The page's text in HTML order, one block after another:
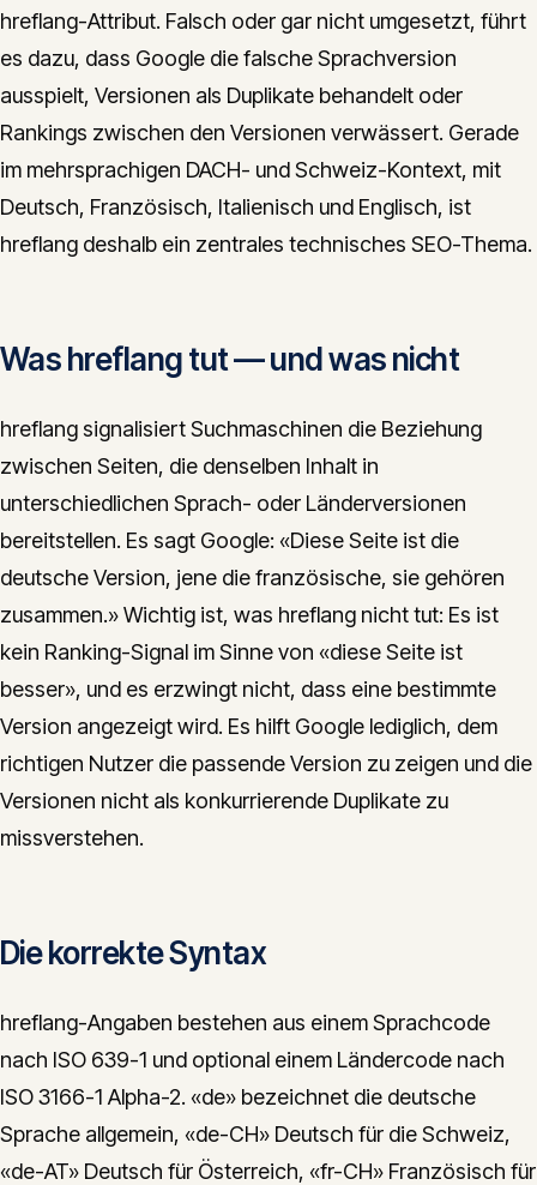
hreflang-Attribut. Falsch oder gar nicht umgesetzt, führt
es dazu, dass Google die falsche Sprachversion
ausspielt, Versionen als Duplikate behandelt oder
Rankings zwischen den Versionen verwässert. Gerade
im mehrsprachigen DACH- und Schweiz-Kontext, mit
Deutsch, Französisch, Italienisch und Englisch, ist
hreflang deshalb ein zentrales technisches SEO-Thema.
Was hreflang tut — und was nicht
hreflang signalisiert Suchmaschinen die Beziehung
zwischen Seiten, die denselben Inhalt in
unterschiedlichen Sprach- oder Länderversionen
bereitstellen. Es sagt Google: «Diese Seite ist die
deutsche Version, jene die französische, sie gehören
zusammen.» Wichtig ist, was hreflang nicht tut: Es ist
kein Ranking-Signal im Sinne von «diese Seite ist
besser», und es erzwingt nicht, dass eine bestimmte
Version angezeigt wird. Es hilft Google lediglich, dem
richtigen Nutzer die passende Version zu zeigen und die
Versionen nicht als konkurrierende Duplikate zu
missverstehen.
Die korrekte Syntax
hreflang-Angaben bestehen aus einem Sprachcode
nach ISO 639-1 und optional einem Ländercode nach
ISO 3166-1 Alpha-2. «de» bezeichnet die deutsche
Sprache allgemein, «de-CH» Deutsch für die Schweiz,
«de-AT» Deutsch für Österreich, «fr-CH» Französisch für